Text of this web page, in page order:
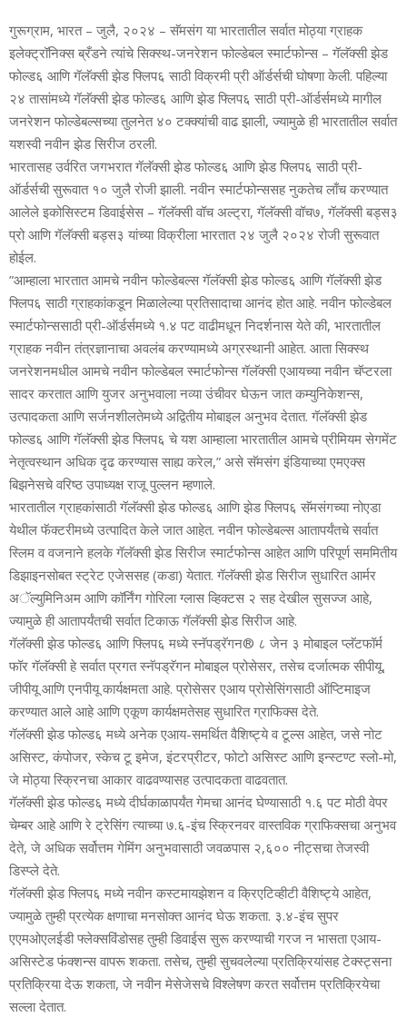
गुरूग्राम, भारत – जुलै, २०२४ – सॅमसंग या भारतातील सर्वात मोठ्या ग्राहक
इलेक्‍ट्रॉनिक्‍स ब्रँडने त्‍यांचे सिक्‍स्‍थ-जनरेशन फोल्‍डेबल स्‍मार्टफोन्‍स – गॅलॅक्‍सी झेड
फोल्‍ड६ आणि गॅलॅक्सी झेड फ्लिप६ साठी विक्रमी प्री ऑर्डर्सची घोषणा केली. पहिल्‍या
२४ तासांमध्‍ये गॅलॅक्‍सी झेड फोल्‍ड६ आणि झेड फ्लिप६ साठी प्री-ऑर्डर्समध्‍ये मागील
जनरेशन फोल्डेबल्‍सच्‍या तुलनेत ४० टक्‍क्‍यांची वाढ झाली, ज्‍यामुळे ही भारतातील सर्वात
यशस्‍वी नवीन झेड सिरीज ठरली.
भारतासह उर्वरित जगभरात गॅलॅक्‍सी झेड फोल्‍ड६ आणि झेड फ्लिप६ साठी प्री-
ऑर्डर्सची सुरूवात १० जुलै रोजी झाली. नवीन स्‍मार्टफोन्‍ससह नुकतेच लाँच करण्‍यात
आलेले इकोसिस्‍टम डिवाईसेस – गॅलॅक्‍सी वॉच अल्‍ट्रा, गॅलॅक्‍सी वॉच७, गॅलॅक्‍सी बड्स३
प्रो आणि गॅलॅक्‍सी बड्स३ यांच्‍या विक्रीला भारतात २४ जुलै २०२४ रोजी सुरूवात
होईल.
”आम्‍हाला भारतात आमचे नवीन फोल्‍डेबल्‍स गॅलॅक्‍सी झेड फोल्‍ड६ आणि गॅलॅक्‍सी झेड
फ्लिप६ साठी ग्राहकांकडून मिळालेल्‍या प्रतिसादाचा आनंद होत आहे. नवीन फोल्‍डेबल
स्‍मार्टफोन्ससाठी प्री-ऑर्डर्समध्‍ये १.४ पट वाढीमधून निदर्शनास येते की, भारतातील
ग्राहक नवीन तंत्रज्ञानाचा अवलंब करण्‍यामध्‍ये अग्रस्थानी आहेत. आता सिक्‍स्‍थ
जनरेशनमधील आमचे नवीन फोल्‍डेबल स्‍मार्टफोन्‍स गॅलॅक्‍सी एआयच्‍या नवीन चॅप्‍टरला
सादर करतात आणि युजर अनुभवाला नव्‍या उंचीवर घेऊन जात कम्‍युनिकेशन्‍स,
उत्‍पादकता आणि सर्जनशीलतेमध्‍ये अद्वितीय मोबाइल अनुभव देतात. गॅलॅक्‍सी झेड
फोल्‍ड६ आणि गॅलॅक्‍सी झेड फ्लिप६ चे यश आम्‍हाला भारतातील आमचे प्रीमियम सेगमेंट
नेतृत्‍वस्‍थान अधिक दृढ करण्‍यास साह्य करेल,” असे सॅमसंग इंडियाच्‍या एमएक्‍स
बिझनेसचे वरिष्‍ठ उपाध्‍यक्ष राजू पुल्‍लन म्‍हणाले.
भारतातील ग्राहकांसाठी गॅलॅक्‍सी झेड फोल्‍ड६ आणि झेड फ्लिप६ सॅमसंगच्‍या नोएडा
येथील फॅक्‍टरीमध्‍ये उत्‍पादित केले जात आहेत. नवीन फोल्‍डेबल्‍स आतापर्यंतचे सर्वात
स्लिम व वजनाने हलके गॅलॅक्‍सी झेड सिरीज स्‍मार्टफोन्‍स आहेत आणि परिपूर्ण सममितीय
डिझाइनसोबत स्‍ट्रेट एजेससह (कडा) येतात. गॅलॅक्‍सी झेड सिरीज सुधारित आर्मर
अॅल्‍युमिनिअम आणि कॉर्निंग गोरिला ग्‍लास व्हिक्‍टस २ सह देखील सुसज्‍ज आहे,
ज्‍यामुळे ही आतापर्यंतची सर्वात टिकाऊ गॅलॅक्‍सी झेड सिरीज आहे.
गॅलॅक्‍सी झेड फोल्‍ड६ आणि फ्लिप६ मध्‍ये स्‍नॅपड्रॅगन®️ ८ जेन ३ मोबाइल प्‍लॅटफॉर्म
फॉर गॅलॅक्‍सी हे सर्वात प्रगत स्‍नॅपड्रॅगन मोबाइल प्रोसेसर, तसेच दर्जात्‍मक सीपीयू,
जीपीयू आणि एनपीयू कार्यक्षमता आहे. प्रोसेसर एआय प्रोसेसिंगसाठी ऑप्टिमाइज
करण्‍यात आले आहे आणि एकूण कार्यक्षमतेसह सुधारित ग्राफिक्‍स देते.
गॅलॅक्‍सी झेड फोल्‍ड६ मध्‍ये अनेक एआय-समर्थित वैशिष्‍ट्ये व टूल्‍स आहेत, जसे नोट
असिस्‍ट, कंपोजर, स्‍केच टू इमेज, इंटरप्रीटर, फोटो असिस्‍ट आणि इन्‍स्‍टण्‍ट स्‍लो-मो,
जे मोठ्या स्क्रिनचा आकार वाढवण्‍यासह उत्‍पादकता वाढवतात.
गॅलॅक्‍सी झेड फोल्‍ड६ मध्‍ये दीर्घकाळापर्यंत गेमचा आनंद घेण्‍यासाठी १.६ पट मोठी वेपर
चेम्‍बर आहे आणि रे ट्रेसिंग त्‍याच्‍या ७.६-इंच स्क्रिनवर वास्‍तविक ग्राफिक्‍सचा अनुभव
देते, जे अधिक सर्वोत्तम गेमिंग अनुभवासाठी जवळपास २,६०० नीट्सचा तेजस्‍वी
डिस्‍प्‍ले देते.
गॅलॅक्‍सी झेड फ्लिप६ मध्‍ये नवीन कस्‍टमायझेशन व क्रिएटिव्‍हीटी वैशिष्‍ट्ये आहेत,
ज्‍यामुळे तुम्‍ही प्रत्‍येक क्षणाचा मनसोक्‍त आनंद घेऊ शकता. ३.४-इंच सुपर
एएमओएलईडी फ्लेक्‍सविंडोसह तुम्‍ही डिवाईस सुरू करण्‍याची गरज न भासता एआय-
असिस्‍टेड फंक्‍शन्‍स वापरू शकता. तसेच, तुम्‍ही सुचवलेल्‍या प्रतिक्रियांसह टेक्‍स्‍ट्सना
प्रतिक्रिया देऊ शकता, जे नवीन मेसेजेसचे विश्‍लेषण करत सर्वोत्तम प्रतिक्रियेचा
सल्‍ला देतात.